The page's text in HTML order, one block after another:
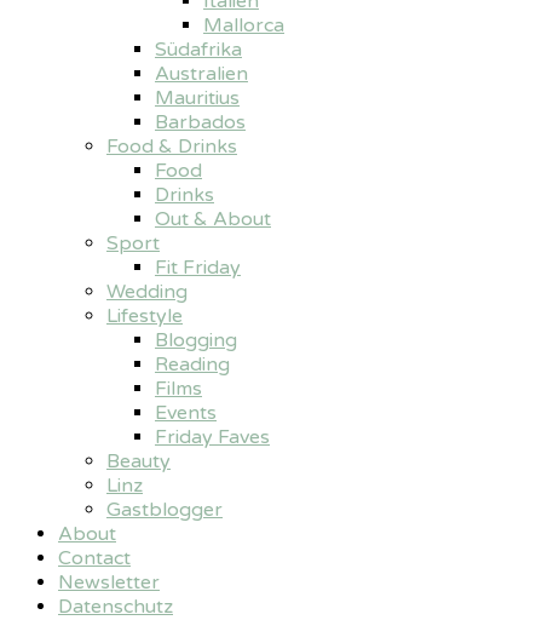
Mallorca
Südafrika
Australien
Mauritius
Barbados
Food & Drinks
Food
Drinks
Out & About
Sport
Fit Friday
Wedding
Lifestyle
Blogging
Reading
Films
Events
Friday Faves
Beauty
Linz
Gastblogger
About
Contact
Newsletter
Datenschutz